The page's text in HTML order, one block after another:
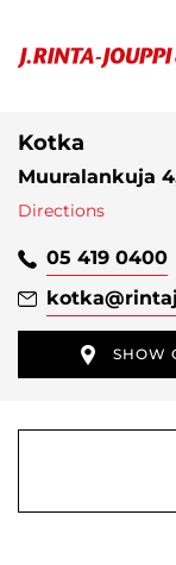
Kotka
Muuralankuja
Directions
05 419 0400
kotka
SHOW